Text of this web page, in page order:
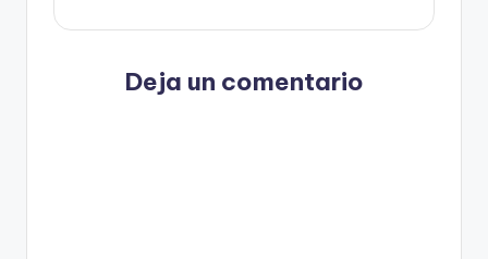
Deja un comentario